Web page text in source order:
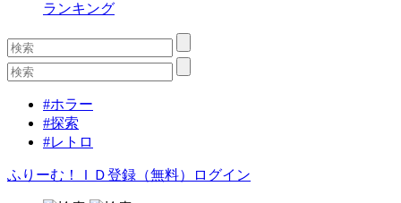
ランキング
#ホラー
#探索
#レトロ
ふりーむ！ＩＤ登録（無料） ログイン